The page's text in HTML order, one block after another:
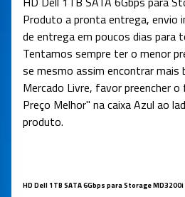
Produto a pronta entrega, envio
de entrega em poucos dias para
Tentamos sempre ter o menor
se mesmo assim encontrar mais
Mercado Livre, favor preencher
Preço Melhor" na caixa Azul ao
produto.
HD Dell 1TB SATA 6Gbps para Storage